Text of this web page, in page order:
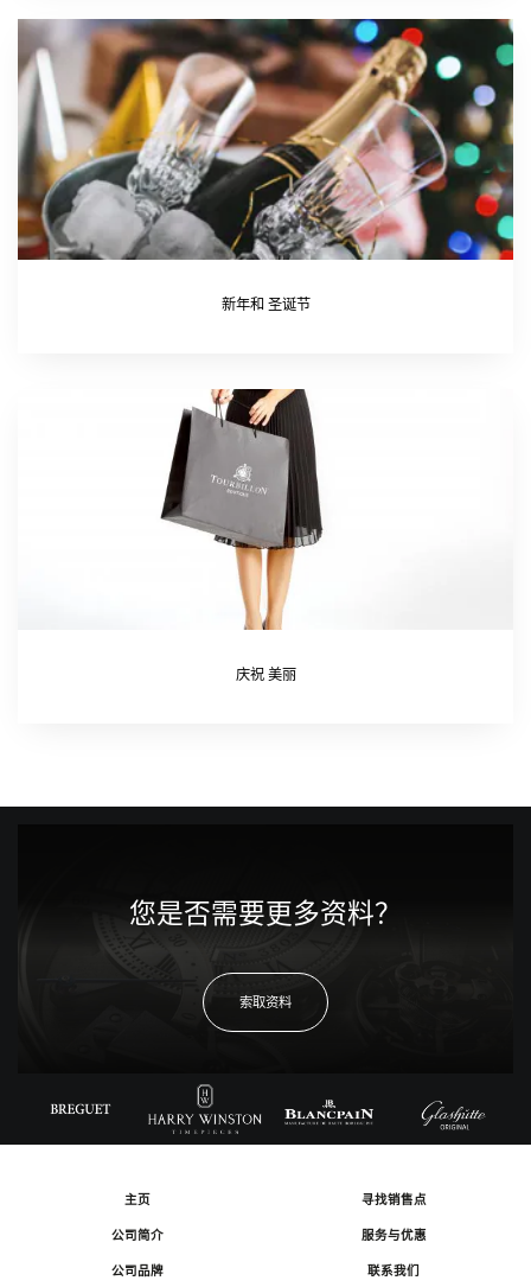
新年和 圣诞节
庆祝 美丽
您是否需要更多资料？
索取资料
主页
公司简介
公司品牌
寻找销售点
服务与优惠
联系我们